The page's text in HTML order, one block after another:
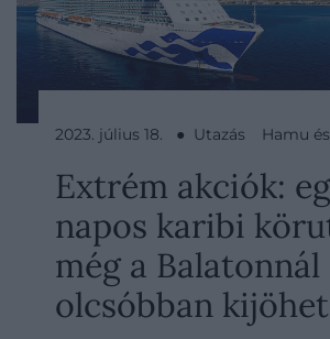
2023. július 18. ● Utazás Hamu
Extrém akciók:
napos karibi
még a Balatonnál
olcsóbban kijöhet